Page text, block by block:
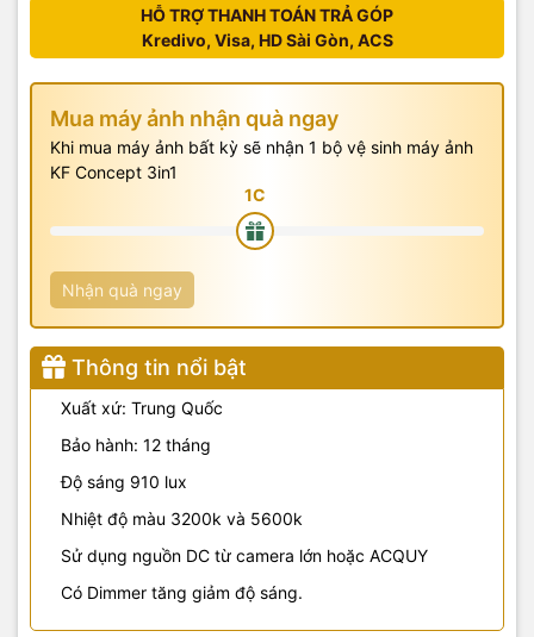
HỖ TRỢ THANH TOÁN TRẢ GÓP
Kredivo, Visa, HD Sài Gòn, ACS
Mua máy ảnh nhận quà ngay
Khi mua máy ảnh bất kỳ sẽ nhận 1 bộ vệ sinh máy ảnh
KF Concept 3in1
Nhận quà ngay
Thông tin nổi bật
Xuất xứ: Trung Quốc
Bảo hành: 12 tháng
Độ sáng 910 lux
Nhiệt độ màu 3200k và 5600k
Sử dụng nguồn DC từ camera lớn hoặc ACQUY
Có Dimmer tăng giảm độ sáng.